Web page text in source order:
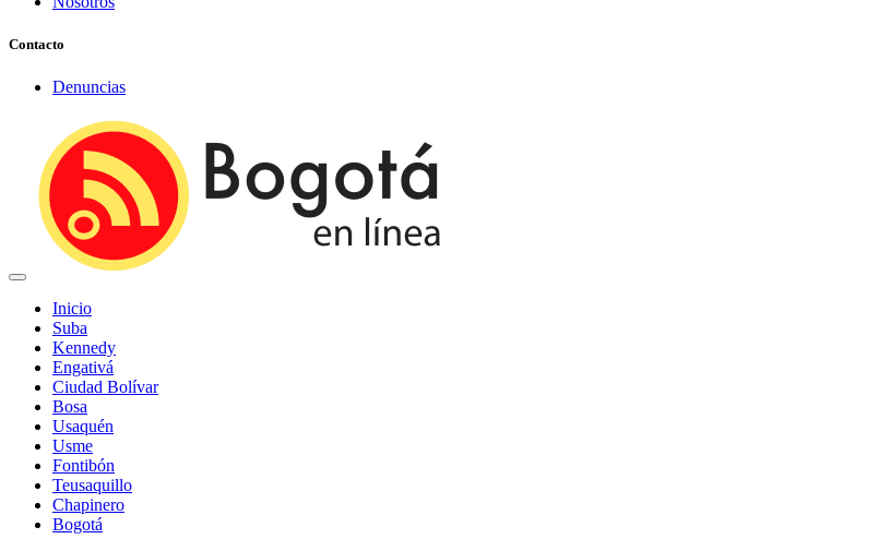
Contacto
Denuncias
Inicio
Suba
Kennedy
Engativá
Ciudad Bolívar
Bosa
Usaquén
Usme
Fontibón
Teusaquillo
Chapinero
Bogotá